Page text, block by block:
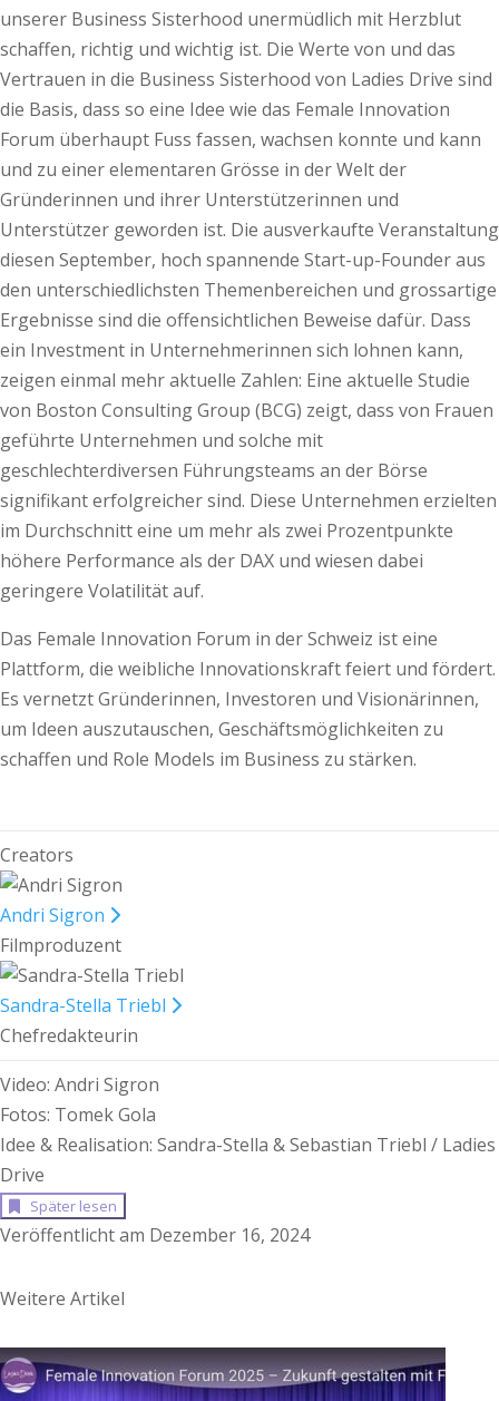
unserer Business Sisterhood unermüdlich mit Herzblut
schaffen, richtig und wichtig ist. Die Werte von und das
Vertrauen in die Business Sisterhood von Ladies Drive sind
die Basis, dass so eine Idee wie das Female Innovation
Forum überhaupt Fuss fassen, wachsen konnte und kann
und zu einer elementaren Grösse in der Welt der
Gründerinnen und ihrer Unterstützerinnen und
Unterstützer geworden ist. Die ausverkaufte Veranstaltung
diesen September, hoch spannende Start-up-Founder aus
den unterschiedlichsten Themenbereichen und grossartige
Ergebnisse sind die offensichtlichen Beweise dafür. Dass
ein Investment in Unternehmerinnen sich lohnen kann,
zeigen einmal mehr aktuelle Zahlen: Eine aktuelle Studie
von Boston Consulting Group (BCG) zeigt, dass von Frauen
geführte Unternehmen und solche mit
geschlechterdiversen Führungsteams an der Börse
signifikant erfolgreicher sind. Diese Unternehmen erzielten
im Durchschnitt eine um mehr als zwei Prozentpunkte
höhere Performance als der DAX und wiesen dabei
geringere Volatilität auf.
Das Female Innovation Forum in der Schweiz ist eine
Plattform, die weibliche Innovationskraft feiert und fördert.
Es vernetzt Gründerinnen, Investoren und Visionärinnen,
um Ideen auszutauschen, Geschäftsmöglichkeiten zu
schaffen und Role Models im Business zu stärken.
Creators
Andri Sigron
Filmproduzent
Sandra-Stella Triebl
Chefredakteurin
Video: Andri Sigron
Fotos: Tomek Gola
Idee & Realisation: Sandra-Stella & Sebastian Triebl / Ladies
Drive
Später lesen
Veröffentlicht am Dezember 16, 2024
Weitere Artikel